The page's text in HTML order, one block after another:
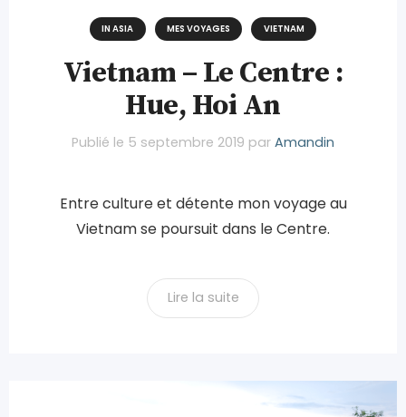
IN ASIA MES VOYAGES VIETNAM
Vietnam – Le Centre :
Hue, Hoi An
Publié le 5 septembre 2019 par Amandin
Entre culture et détente mon voyage au
Vietnam se poursuit dans le Centre.
Lire la suite